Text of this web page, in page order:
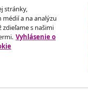
stránky,
a na analýzu
s našimi
Vyhlásenie o